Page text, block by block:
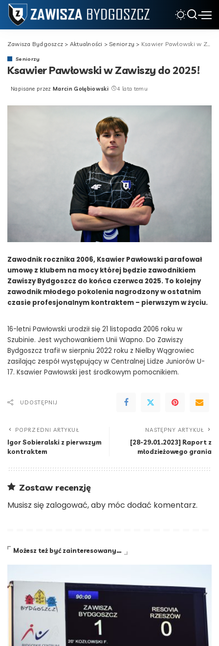
Zawisza Bydgoszcz > Aktualności >Seniorzy > Ksawier Pawłowski w Zawiszy do 2025!
Seniorzy
Ksawier Pawłowski w Zawiszy do 2025!
Posted
Napisane przez Marcin Gołębiowski 4 lata temu
Zawodnik rocznika 2006, Ksawier Pawłowski parafował
umowę z klubem na mocy której będzie zawodnikiem
Zawiszy Bydgoszcz do końca czerwca 2025. To kolejny
zawodnik młodego pokolenia nagrodzony w ostatnim
czasie profesjonalnym kontraktem – pierwszym w życiu.
16-letni Pawłowski urodził się 21 listopada 2006 roku w
Szubinie. Jest wychowankiem Unii Wapno. Do Zawiszy
Bydgoszcz trafił w sierpniu 2022 roku z Nielby Wągrowiec
zasilając zespół występujący w Centralnej Lidze Juniorów U-
17. Ksawier Pawłowski jest środkowym pomocnikiem.
UDOSTĘPNIJ
POPRZEDNI ARTYKUŁ
Igor Sobieralski z pierwszym
kontraktem
NASTĘPNY ARTYKUŁ
[28-29.01.2023] Raport z
młodzieżowego grania
Zostaw recenzję
Musisz się zalogować, aby móc dodać komentarz.
Możesz też być zainteresowany…